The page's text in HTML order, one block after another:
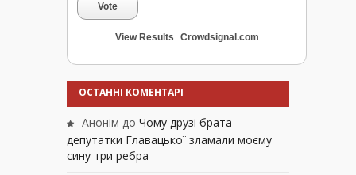
Vote
View Results Crowdsignal.com
ОСТАННІ КОМЕНТАРІ
Анонім до Чому друзі брата
депутатки Главацької зламали моєму
сину три ребра